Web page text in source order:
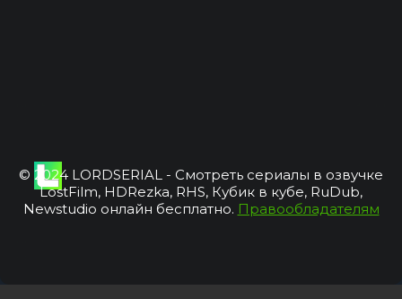
© 2024 LORDSERIAL - Смотреть сериалы в озвучке
LostFilm, HDRezka, RHS, Кубик в кубе, RuDub,
Newstudio онлайн бесплатно. Правообладателям